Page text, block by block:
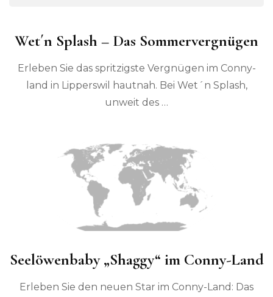
Wet´n Splash – Das Sommervergnügen
Erleben Sie das spritzigste Vergnügen im Conny-
land in Lipperswil hautnah. Bei Wet´n Splash,
unweit des …
Seelöwenbaby „Shaggy“ im Conny-Land
Erleben Sie den neuen Star im Conny-Land: Das